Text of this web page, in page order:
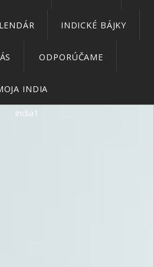
INDICKÉ BÁJKY
ODPORÚČAME
INDIA